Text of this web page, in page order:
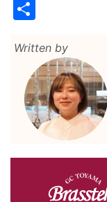
Written by